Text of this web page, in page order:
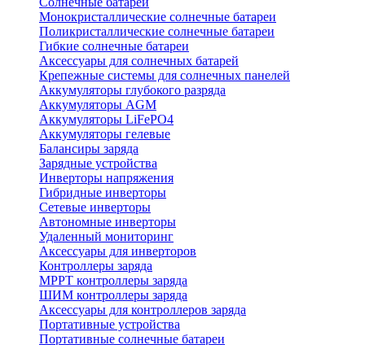
Монокристаллические солнечные батареи
Поликристаллические солнечные батареи
Гибкие солнечные батареи
Аксессуары для солнечных батарей
Крепежные системы для солнечных панелей
Аккумуляторы глубокого разряда
Аккумуляторы AGM
Аккумуляторы LiFePO4
Аккумуляторы гелевые
Балансиры заряда
Зарядные устройства
Инверторы напряжения
Гибридные инверторы
Сетевые инверторы
Автономные инверторы
Удаленный мониторинг
Аксессуары для инверторов
Контроллеры заряда
MPPT контроллеры заряда
ШИМ контроллеры заряда
Аксессуары для контроллеров заряда
Портативные устройства
Портативные солнечные батареи